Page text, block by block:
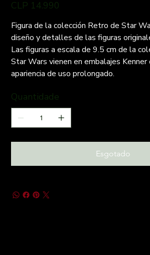
CLP 14.990
Figura de la colección Retro de Star
diseño y detalles de las figuras
Las figuras a escala de 9.5 cm de la
Star Wars vienen en embalajes Kenner
apariencia de uso prolongado.
Quantidade
Esgotado